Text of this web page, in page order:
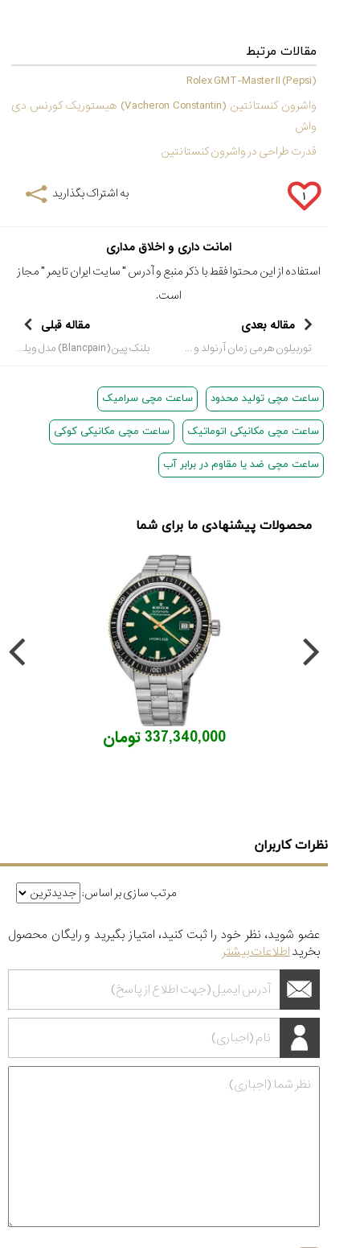
مقالات مرتبط
Rolex GMT-Master II (Pepsi)
واشرون کنستانتین (Vacheron Constantin) هیستوریک کورنس دی
واش
قدرت طراحی در واشرون کنستانتین
۱ به اشتراک بگذارید
امانت داری و اخلاق مداری
استفاده از این محتوا فقط با ذکر منبع و آدرس "سایت ایران تایمر " مجاز
است.
مقاله بعدی
توربیلون هرمی زمان آرنولد و سان (Arnold & Son)
مقاله قبلی
بلنک پین (Blancpain) مدل ویلرت اکسترا Villeret Extra
ساعت مچی تولید محدود ساعت مچی سرامیک
ساعت مچی مکانیکی اتوماتیک ساعت مچی مکانیکی کوکی
ساعت مچی ضد یا مقاوم در برابر آب
محصولات پیشنهادی ما برای شما
337,340,000 تومان
نظرات کاربران
مرتب سازی بر اساس:
عضو شوید، نظر خود را ثبت کنید، امتیاز بگیرید و رایگان محصول
بخریداطلاعات بیشتر